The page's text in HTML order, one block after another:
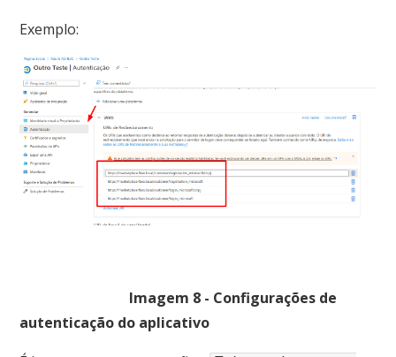
Exemplo:
Imagem 8 - Configurações de
autenticação do aplicativo